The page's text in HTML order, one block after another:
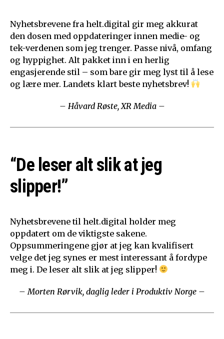
Nyhetsbrevene fra helt.digital gir meg akkurat
den dosen med oppdateringer innen medie- og
tek-verdenen som jeg trenger. Passe nivå, omfang
og hyppighet. Alt pakket inn i en herlig
engasjerende stil – som bare gir meg lyst til å lese
og lære mer. Landets klart beste nyhetsbrev!
– Håvard Røste, XR Media –
“De leser alt slik at jeg
slipper!”
Nyhetsbrevene til helt.digital holder meg
oppdatert om de viktigste sakene.
Oppsummeringene gjør at jeg kan kvalifisert
velge det jeg synes er mest interessant å fordype
meg i. De leser alt slik at jeg slipper!
– Morten Rørvik, daglig leder i Produktiv Norge –